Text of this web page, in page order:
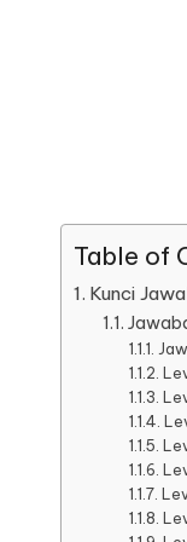
Table of
Kunci